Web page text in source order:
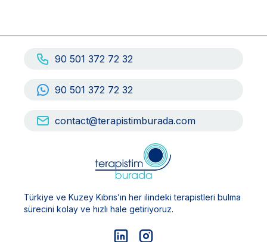
90 501 372 72 32
90 501 372 72 32
contact@terapistimburada.com
Türkiye ve Kuzey Kıbrıs’ın her ilindeki terapistleri bulma
sürecini kolay ve hızlı hale getiriyoruz.